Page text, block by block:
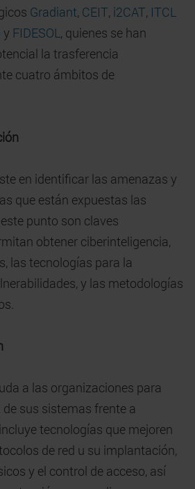
Gradiant, CEIT, i2CAT, ITCL
y FIDESOL, quienes se han
la trasferencia
cuatro ámbitos de
en identificar las amenazas y
que están expuestas las
punto son claves
obtener ciberinteligencia,
las tecnologías para la
y las metodologías
a las organizaciones para
sus sistemas frente a
tecnologías que mejoren
de red u su implantación,
y el control de acceso, así